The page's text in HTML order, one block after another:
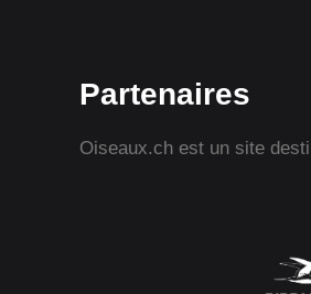
Partenaires
Oiseaux.ch est un site